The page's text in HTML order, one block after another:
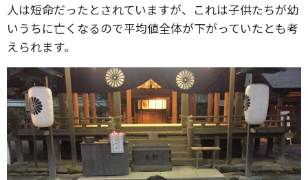
人は短命だったとされていますが、これは子供たちが幼
いうちに亡くなるので平均値全体が下がっていたとも考
えられます。